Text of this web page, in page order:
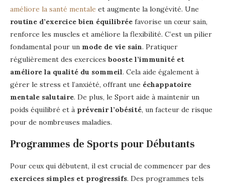
améliore la santé mentale et augmente la longévité. Une
routine d’exercice bien équilibrée favorise un cœur sain,
renforce les muscles et améliore la flexibilité. C’est un pilier
fondamental pour un mode de vie sain. Pratiquer
régulièrement des exercices booste l’immunité et
améliore la qualité du sommeil. Cela aide également à
gérer le stress et l’anxiété, offrant une échappatoire
mentale salutaire. De plus, le Sport aide à maintenir un
poids équilibré et à prévenir l’obésité, un facteur de risque
pour de nombreuses maladies.
Programmes de Sports pour Débutants
Pour ceux qui débutent, il est crucial de commencer par des
exercices simples et progressifs. Des programmes tels